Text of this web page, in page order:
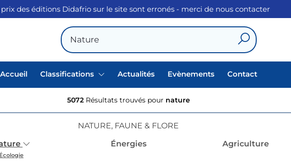
prix des éditions Didafrio sur le site sont erronés - merci de nous contacter
Accueil Classifications Actualités Evènements Contact
5072 Résultats trouvés pour nature
NATURE, FAUNE & FLORE
Écologie
Énergies Agriculture